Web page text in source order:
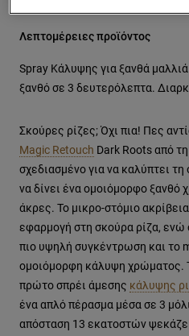
Λεπτομέρειες προϊόντος
Spray Κάλυψης για ξανθά
ξανθό σε 3 δευτερόλεπτα.
Σκούρες ρίζες; Όχι πια! Πες
Magic Retouch Dark Roots από τη
σχεδιασμένο για να καλύπτει
να δίνει ένα ομοιόμορφο ξανθό
άκρες. Το μικρο-στόμιο
εφαρμογή στη σκούρα ρίζα, ενώ
πιο υψηλή συγκέντρωση και το
ομοιόμορφη κάλυψη χρώματος.
πρώτο σπρέι άμεσης κάλυψης
ένα απλό πέρασμα μέσα σε 3
απόσταση 13 εκατοστών